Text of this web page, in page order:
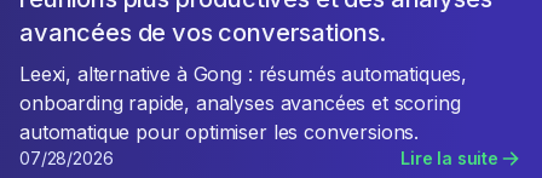
avancées de vos conversations.
Leexi, alternative à Gong : résumés automatiques,
onboarding rapide, analyses avancées et scoring
automatique pour optimiser les conversions.
07/28/2026 Lire la suite